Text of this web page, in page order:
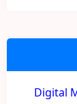
Digital